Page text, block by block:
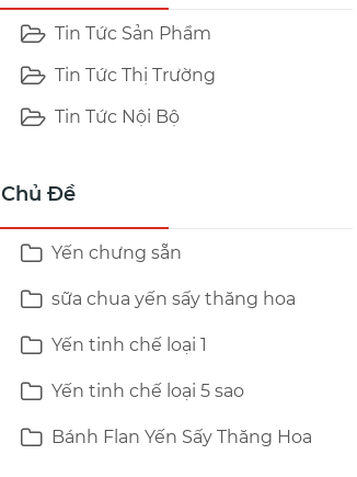
Tin Tức Sản Phẩm
Tin Tức Thị Trường
Tin Tức Nội Bộ
Chủ Đề
Yến chưng sẵn
sữa chua yến sấy thăng hoa
Yến tinh chế loại 1
Yến tinh chế loại 5 sao
Bánh Flan Yến Sấy Thăng Hoa